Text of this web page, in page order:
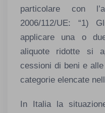
particolare con
2006/112/UE: “1)
applicare una o
aliquote ridotte si
cessioni di beni e
categorie elencate
In Italia la